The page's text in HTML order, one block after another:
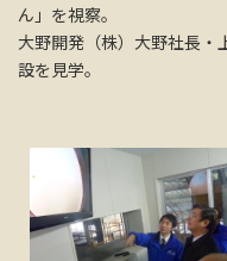
ん」を視察。
大野開発（株）大野社長・
設を見学。